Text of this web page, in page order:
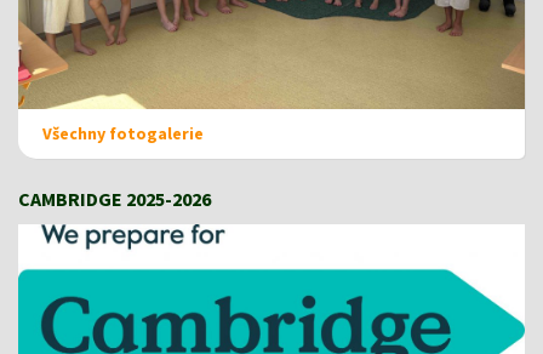
Všechny fotogalerie
CAMBRIDGE 2025-2026